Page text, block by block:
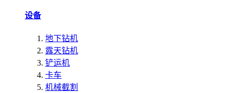
设备
地下钻机
露天钻机
铲运机
卡车
机械截割